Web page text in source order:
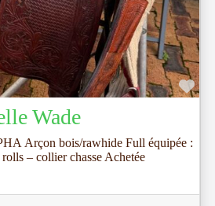
Wade
Arçon bois/rawhide Full équipée :
– collier chasse Achetée